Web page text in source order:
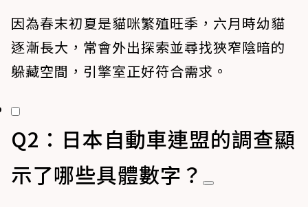
因為春末初夏是貓咪繁殖旺季，六月時幼貓
逐漸長大，常會外出探索並尋找狹窄陰暗的
躲藏空間，引擎室正好符合需求。
Q2：日本自動車連盟的調查顯
示了哪些具體數字？